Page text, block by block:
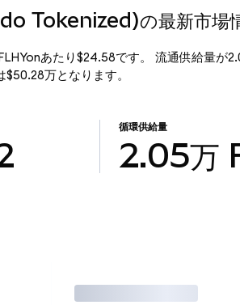
Tokenized)の最新市場
あたり$24.58です。 流通供給量が
万となります。
循環供給量
2.05万
取引